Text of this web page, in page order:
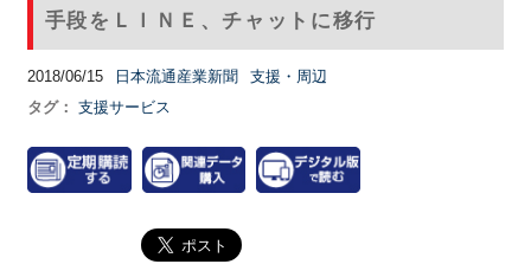
手段をＬＩＮＥ、チャットに移行
2018/06/15 日本流通産業新聞
支援・周辺
タグ： 支援サービス